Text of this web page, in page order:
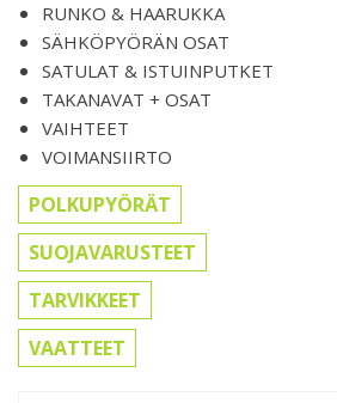
RUNKO & HAARUKKA
SÄHKÖPYÖRÄN OSAT
SATULAT & ISTUINPUTKET
TAKANAVAT + OSAT
VAIHTEET
VOIMANSIIRTO
POLKUPYÖRÄT
SUOJAVARUSTEET
TARVIKKEET
VAATTEET